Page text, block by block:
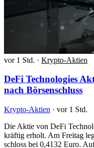
vor 1 Std. · Krypto-Aktien
DeFi Technologies
nach Börsenschluss
Krypto-Aktien · vor 1 Std.
Die Aktie von DeFi
kräftig erholt. Am Freitag
schloss bei 0,4132 Euro.